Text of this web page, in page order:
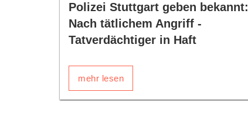
Polizei Stuttgart geben bekannt:
Nach tätlichem Angriff -
Tatverdächtiger in Haft
mehr lesen